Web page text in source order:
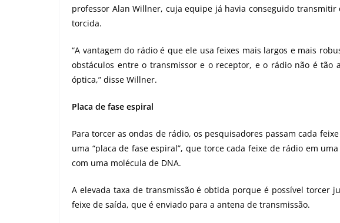
professor Alan Willner, cuja equipe já havia conseguido
torcida.
“A vantagem do rádio é que ele usa feixes mais largos e mais
obstáculos entre o transmissor e o receptor, e o rádio não é tão
óptica,” disse Willner.
Placa de fase espiral
Para torcer as ondas de rádio, os pesquisadores passam cada
uma “placa de fase espiral”, que torce cada feixe de rádio em
com uma molécula de DNA.
A elevada taxa de transmissão é obtida porque é possível torcer
feixe de saída, que é enviado para a antena de transmissão.